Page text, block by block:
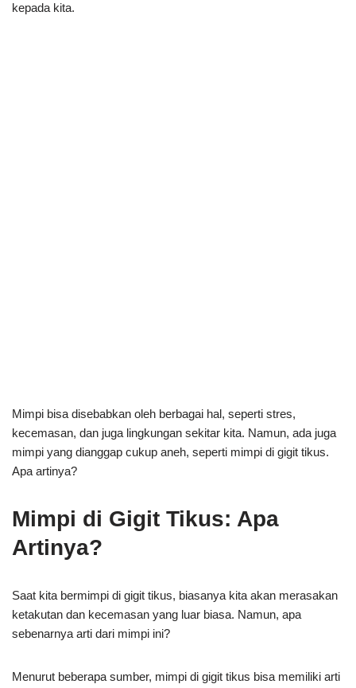
kepada kita.
Mimpi bisa disebabkan oleh berbagai hal, seperti stres,
kecemasan, dan juga lingkungan sekitar kita. Namun, ada juga
mimpi yang dianggap cukup aneh, seperti mimpi di gigit tikus.
Apa artinya?
Mimpi di Gigit Tikus: Apa
Artinya?
Saat kita bermimpi di gigit tikus, biasanya kita akan merasakan
ketakutan dan kecemasan yang luar biasa. Namun, apa
sebenarnya arti dari mimpi ini?
Menurut beberapa sumber, mimpi di gigit tikus bisa memiliki arti